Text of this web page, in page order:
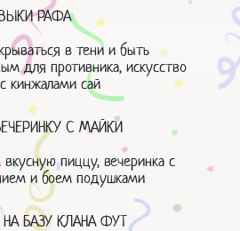
РАФА
в тени и быть
для противника, искусство
кинжалами сай
С МАЙКИ
вкусную пиццу, вечеринка с
и боем подушками
НА БАЗУ КЛАНА ФУТ